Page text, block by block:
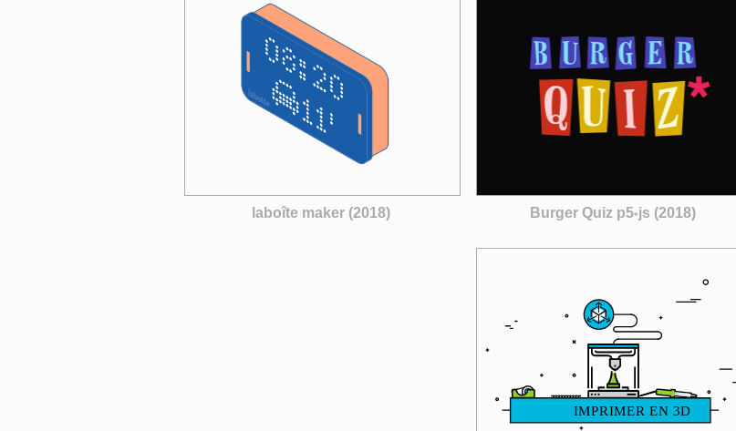
laboîte maker (2018) Burger Quiz p5*js (2018)